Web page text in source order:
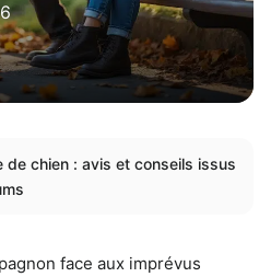
de chien : avis et conseils issus
face aux imprévus